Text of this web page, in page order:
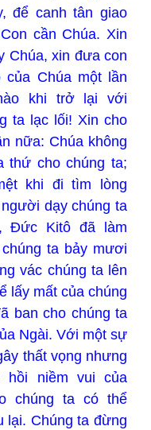
để canh tân giao
cần Chúa. Xin
Chúa, xin đưa con
Chúa một lần
khi trở lại với
ta lạc lối! Xin cho
nữa: Chúa không
thứ cho chúng ta;
khi đi tìm lòng
dạy chúng ta
Đức Kitô đã làm
ta bảy mươi
vác chúng ta lên
lấy mất của chúng
ban cho chúng ta
Ngài. Với một sự
thất vọng nhưng
hồi niềm vui của
chúng ta có thể
lại. Chúng ta đừng